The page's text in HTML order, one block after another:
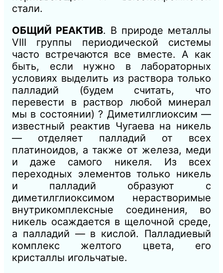
стали.
ОБЩИЙ РЕАКТИВ. В природе металлы
VIII группы периодической системы
часто встречаются все вместе. А как
быть, если нужно в лабораторных
условиях выделить из раствора только
палладий (будем считать, что
перевести в раствор любой минерал
мы в состоянии) ? Диметилглиоксим —
известный реактив Чугаева на никель
— отделяет палладий от всех
платиноидов, а также от железа, меди
и даже самого никеля. Из всех
переходных элементов только никель
и палладий образуют с
диметилглиоксимом нерастворимые
внутрикомплексные соединения, во
никель осаждается в щелочной среде,
а палладий — в кислой. Палладиевый
комплекс желтого цвета, его
кристаллы игольчатые.